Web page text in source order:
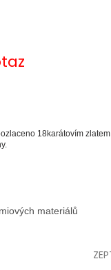
18karátovím
materiálů